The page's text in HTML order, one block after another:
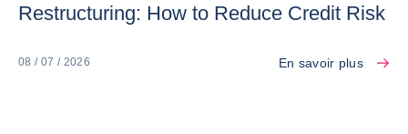
Restructuring: How to Reduce Credit Risk
08 / 07 / 2026 En savoir plus